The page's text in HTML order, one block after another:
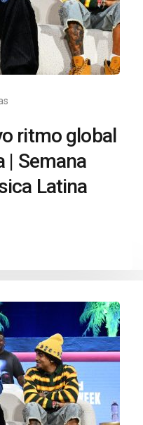
ritmo global
| Semana
Latina